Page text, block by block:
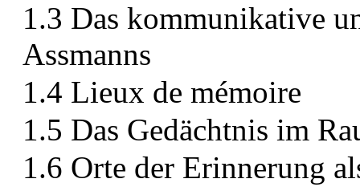
1.3 Das kommunikative
Assmanns
1.4 Lieux de mémoire
1.5 Das Gedächtnis im
1.6 Orte der Erinnerung